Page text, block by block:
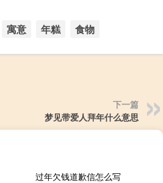
寓意 年糕 食物
下一篇
梦见带爱人拜年什么意思
过年欠钱道歉信怎么写